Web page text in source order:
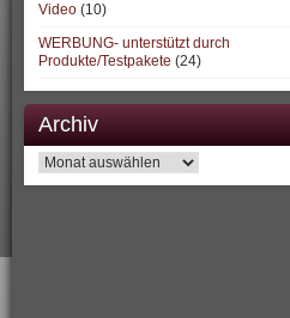
Video (10)
WERBUNG- unterstützt durch
Produkte/Testpakete (24)
Archiv
Archiv